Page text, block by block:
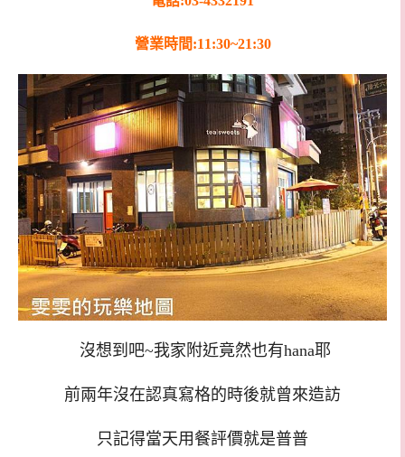
營業時間:11:30~21:30
沒想到吧~我家附近竟然也有hana耶
前兩年沒在認真寫格的時後就曾來造訪
只記得當天用餐評價就是普普